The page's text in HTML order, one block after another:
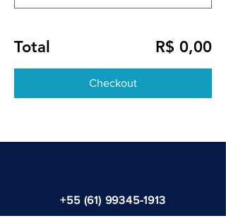
Total R$ 0,00
Checkout
+55 (61) 99345-1913